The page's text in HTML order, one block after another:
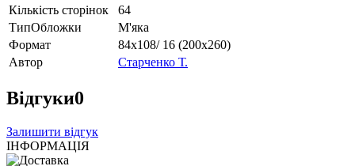
Кількість сторінок
64
ТипОбложки
М'яка
Формат
84х108/ 16 (200х260)
Автор
Старченко Т.
Відгуки0
Залишити відгук
ІНФОРМАЦІЯ